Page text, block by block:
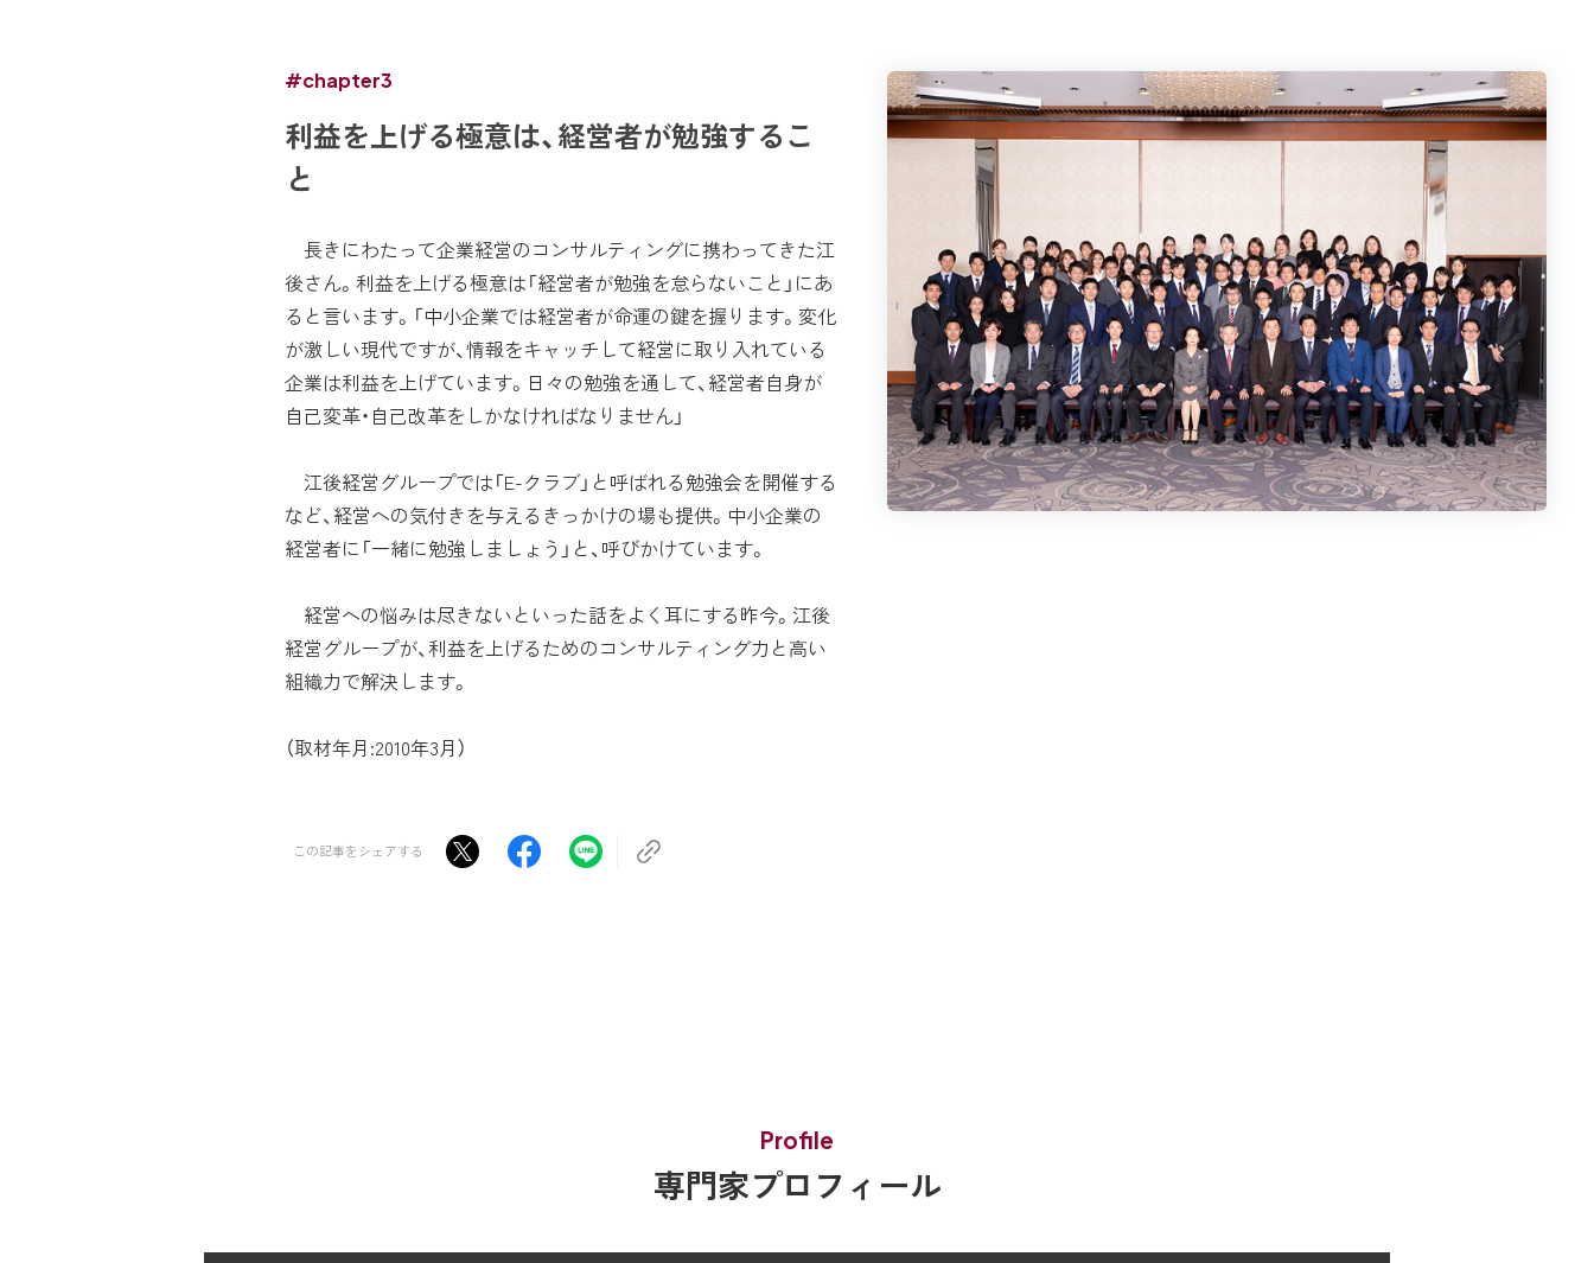
#chapter3
利益を上げる極意は、経営者が勉強するこ
と
長きにわたって企業経営のコンサルティングに携わってきた江
後さん。利益を上げる極意は「経営者が勉強を怠らないこと」にあ
ると言います。「中小企業では経営者が命運の鍵を握ります。変化
が激しい現代ですが、情報をキャッチして経営に取り入れている
企業は利益を上げています。日々の勉強を通して、経営者自身が
自己変革・自己改革をしかなければなりません」
江後経営グループでは「E-クラブ」と呼ばれる勉強会を開催する
など、経営への気付きを与えるきっかけの場も提供。中小企業の
経営者に「一緒に勉強しましょう」と、呼びかけています。
経営への悩みは尽きないといった話をよく耳にする昨今。江後
経営グループが、利益を上げるためのコンサルティング力と高い
組織力で解決します。
（取材年月:2010年3月）
この記事をシェアする
Profile
専門家プロフィール